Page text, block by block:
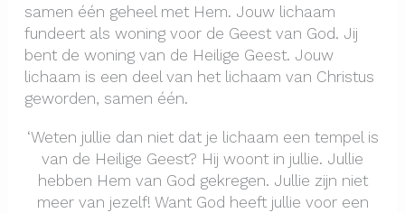
samen één geheel met Hem. Jouw lichaam
fundeert als woning voor de Geest van God. Jij
bent de woning van de Heilige Geest. Jouw
lichaam is een deel van het lichaam van Christus
geworden, samen één.
‘Weten jullie dan niet dat je lichaam een tempel is
van de Heilige Geest? Hij woont in jullie. Jullie
hebben Hem van God gekregen. Jullie zijn niet
meer van jezelf! Want God heeft jullie voor een